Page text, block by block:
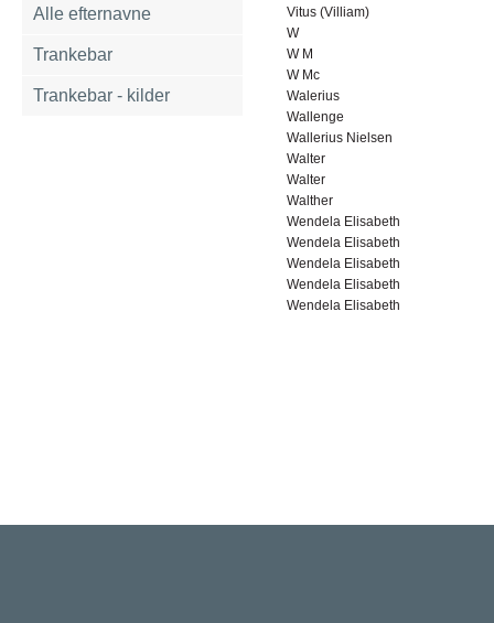
Alle efternavne
Trankebar
Trankebar - kilder
Vitus (Villiam)
W
W M
W Mc
Walerius
Wallenge
Wallerius Nielsen
Walter
Walter
Walther
Wendela Elisabeth
Wendela Elisabeth
Wendela Elisabeth
Wendela Elisabeth
Wendela Elisabeth